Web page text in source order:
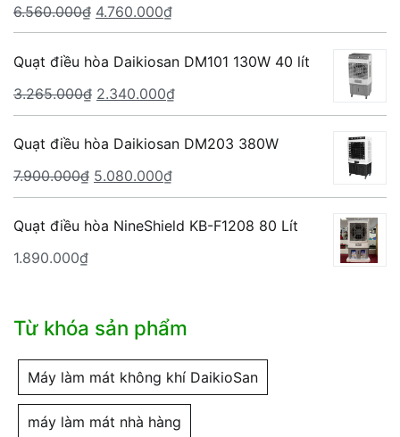
6.560.000₫ Giá
gốc
là:
6.560.000₫.
4.760.000₫Giá
hiện
tại
là:
Quạt điều hòa Daikiosan DM101 130W 40 lít
3.265.000₫ Giá
gốc
là:
3.265.000₫.
2.340.000₫Giá
hiện
tại
Quạt điều hòa Daikiosan DM203 380W
7.900.000₫ Giá
gốc
là:
5.080.000₫Giá
hiện
tại
Quạt điều hòa NineShield KB-F1208 80 Lít
1.890.000₫
Từ khóa sản phẩm
Máy làm mát không khí DaikioSan
máy làm mát nhà hàng